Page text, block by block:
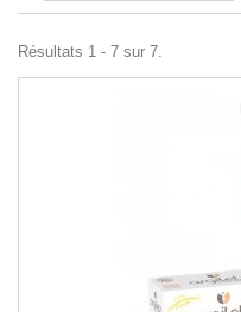
Résultats 1 - 7 sur 7.